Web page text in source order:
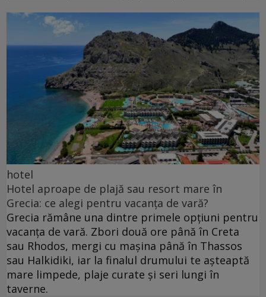
hotel
Hotel aproape de plajă sau resort mare în
Grecia: ce alegi pentru vacanța de vară?
Grecia rămâne una dintre primele opțiuni pentru
vacanța de vară. Zbori două ore până în Creta
sau Rhodos, mergi cu mașina până în Thassos
sau Halkidiki, iar la finalul drumului te așteaptă
mare limpede, plaje curate și seri lungi în
taverne.